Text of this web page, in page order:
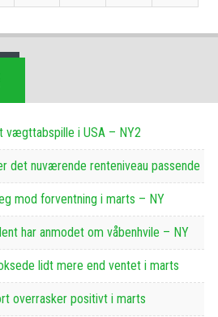
vægttabspille i USA – NY2
det nuværende renteniveau passende
mod forventning i marts – NY
har anmodet om våbenhvile – NY
lidt mere end ventet i marts
overrasker positivt i marts